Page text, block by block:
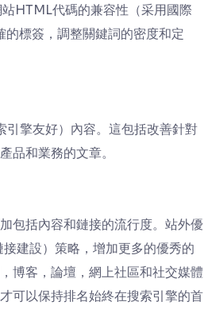
HTML代碼的兼容性（采用國際
標簽，調整關鍵詞的密度和定
擎友好）內容。這包括改善針對
品和業務的文章。
包括內容和鏈接的流行度。站外優
建設）策略，增加更多的優秀的
博客，論壇，網上社區和社交媒體
可以保持排名始終在搜索引擎的首